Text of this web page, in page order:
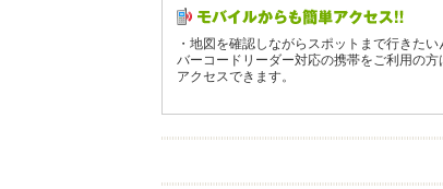
・地図を確認しながらスポットまで行きた
バーコードリーダー対応の携帯をご利用の
アクセスできます。